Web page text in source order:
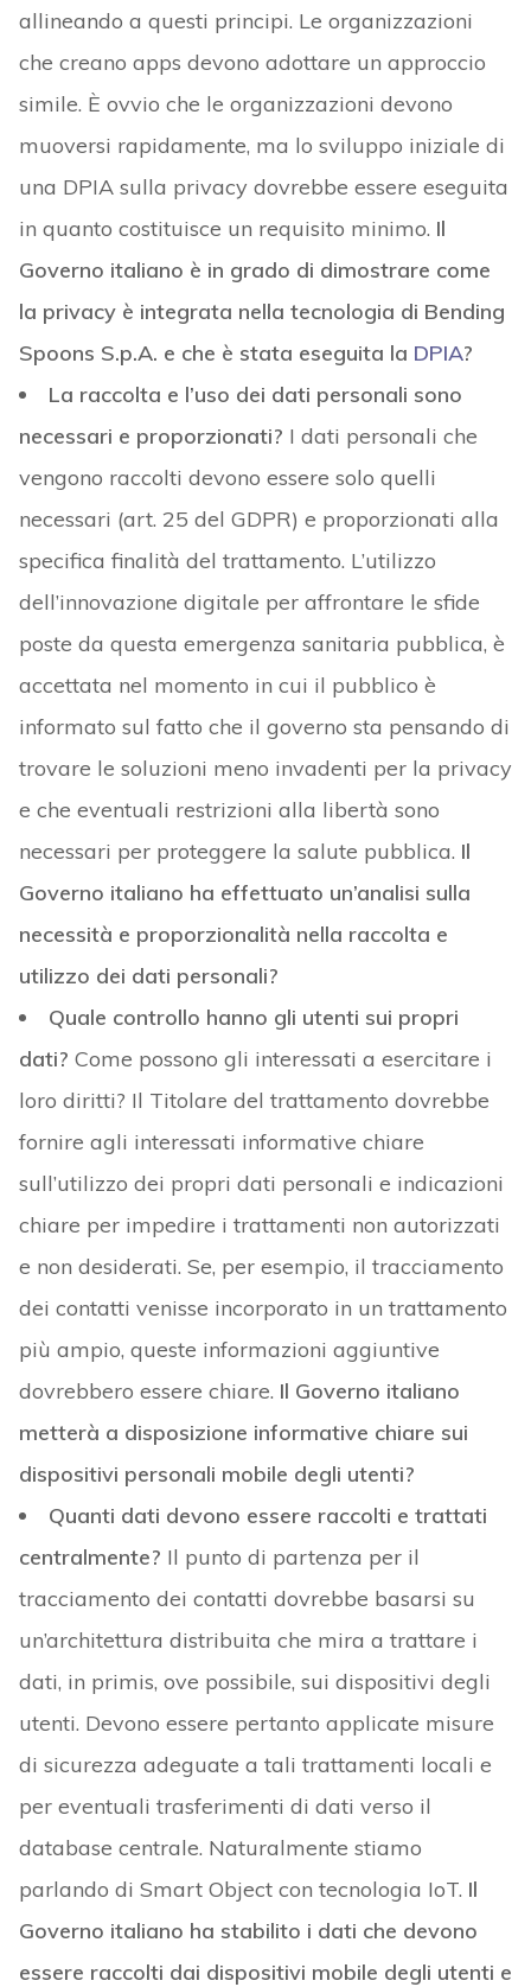
allineando a questi principi. Le organizzazioni
che creano apps devono adottare un approccio
simile. È ovvio che le organizzazioni devono
muoversi rapidamente, ma lo sviluppo iniziale di
una DPIA sulla privacy dovrebbe essere eseguita
in quanto costituisce un requisito minimo. Il
Governo italiano è in grado di dimostrare come
la privacy è integrata nella tecnologia di Bending
Spoons S.p.A. e che è stata eseguita la DPIA?
La raccolta e l’uso dei dati personali sono
necessari e proporzionati? I dati personali che
vengono raccolti devono essere solo quelli
necessari (art. 25 del GDPR) e proporzionati alla
specifica finalità del trattamento. L’utilizzo
dell’innovazione digitale per affrontare le sfide
poste da questa emergenza sanitaria pubblica, è
accettata nel momento in cui il pubblico è
informato sul fatto che il governo sta pensando di
trovare le soluzioni meno invadenti per la privacy
e che eventuali restrizioni alla libertà sono
necessari per proteggere la salute pubblica. Il
Governo italiano ha effettuato un’analisi sulla
necessità e proporzionalità nella raccolta e
utilizzo dei dati personali?
Quale controllo hanno gli utenti sui propri
dati? Come possono gli interessati a esercitare i
loro diritti? Il Titolare del trattamento dovrebbe
fornire agli interessati informative chiare
sull’utilizzo dei propri dati personali e indicazioni
chiare per impedire i trattamenti non autorizzati
e non desiderati. Se, per esempio, il tracciamento
dei contatti venisse incorporato in un trattamento
più ampio, queste informazioni aggiuntive
dovrebbero essere chiare. Il Governo italiano
metterà a disposizione informative chiare sui
dispositivi personali mobile degli utenti?
Quanti dati devono essere raccolti e trattati
centralmente? Il punto di partenza per il
tracciamento dei contatti dovrebbe basarsi su
un’architettura distribuita che mira a trattare i
dati, in primis, ove possibile, sui dispositivi degli
utenti. Devono essere pertanto applicate misure
di sicurezza adeguate a tali trattamenti locali e
per eventuali trasferimenti di dati verso il
database centrale. Naturalmente stiamo
parlando di Smart Object con tecnologia IoT. Il
Governo italiano ha stabilito i dati che devono
essere raccolti dai dispositivi mobile degli utenti e